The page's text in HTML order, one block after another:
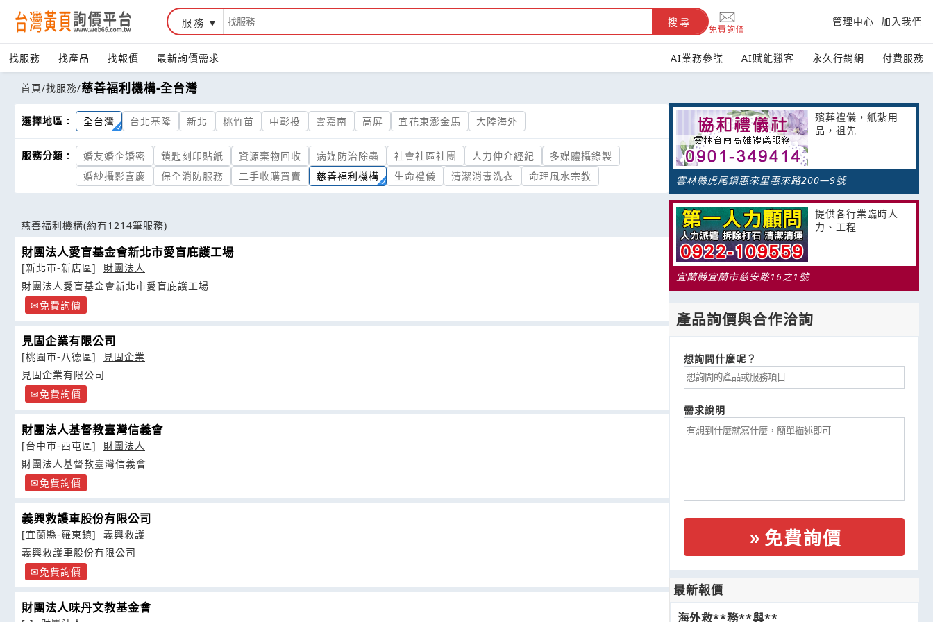
服務 搜尋
免費詢價
管理中心 加入我們
找服務 找產品 找報價 最新詢價需求 AI業務參謀 AI賦能獵客 永久行銷網 付費服務
首頁/找服務/慈善福利機構-全台灣
選擇地區 : 全台灣 台北基隆 新北 桃竹苗 中彰投 雲嘉南 高屏 宜花東澎金馬 大陸海外
服務分類 : 婚友婚企婚密 鎖匙刻印貼紙 資源棄物回收 病媒防治除蟲 社會社區社團 人力仲介經紀
多媒體攝錄製
婚紗攝影喜慶
保全消防服務 二手收購買賣 慈善福利機構 生命禮儀 清潔消毒洗衣 命理風水宗教
慈善福利機構(約有1214筆服務)
財團法人愛盲基金會新北市愛盲庇護工場
[新北市-新店區]
財團法人
財團法人愛盲基金會新北市愛盲庇護工場
免費詢價
見固企業有限公司
[桃園市-八德區]
見固企業
見固企業有限公司
免費詢價
財團法人基督教臺灣信義會
[台中市-西屯區]
財團法人
財團法人基督教臺灣信義會
免費詢價
義興救護車股份有限公司
[宜蘭縣-羅東鎮]
義興救護
義興救護車股份有限公司
免費詢價
財團法人味丹文教基金會
殯葬禮儀，紙紮用
品，祖先
雲林縣虎尾鎮惠來里惠來路200―9號
提供各行業臨時人
力、工程
宜蘭縣宜蘭市慈安路16之1號
產品詢價與合作洽詢
想詢問什麼呢？
需求說明
免費詢價
最新報價
海外救**務**與**